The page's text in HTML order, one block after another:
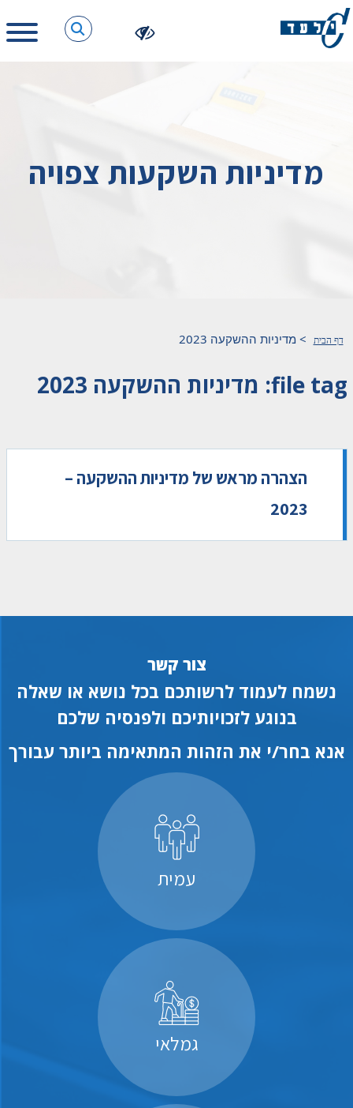
מדיניות השקעות צפויה
דף הבית >מדיניות ההשקעה 2023
file tag: מדיניות ההשקעה 2023
הצהרה מראש של מדיניות ההשקעה –
2023
צור קשר
נשמח לעמוד לרשותכם בכל נושא או שאלה
בנוגע לזכויותיכם ולפנסיה שלכם
אנא בחר/י את הזהות המתאימה ביותר עבורך
עמית
גמלאי